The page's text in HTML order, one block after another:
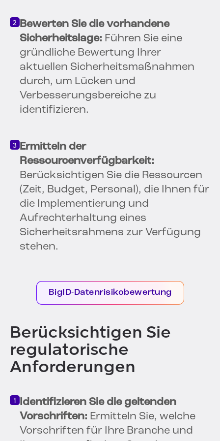
Bewerten Sie die vorhandene
Sicherheitslage: Führen Sie eine
gründliche Bewertung Ihrer
aktuellen Sicherheitsmaßnahmen
durch, um Lücken und
Verbesserungsbereiche zu
identifizieren.
Ermitteln der
Ressourcenverfügbarkeit:
Berücksichtigen Sie die Ressourcen
(Zeit, Budget, Personal), die Ihnen für
die Implementierung und
Aufrechterhaltung eines
Sicherheitsrahmens zur Verfügung
stehen.
BigID-Datenrisikobewertung
Berücksichtigen Sie
regulatorische
Anforderungen
Identifizieren Sie die geltenden
Vorschriften: Ermitteln Sie, welche
Vorschriften für Ihre Branche und